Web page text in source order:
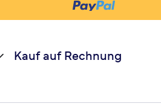
Kauf auf Rechnung